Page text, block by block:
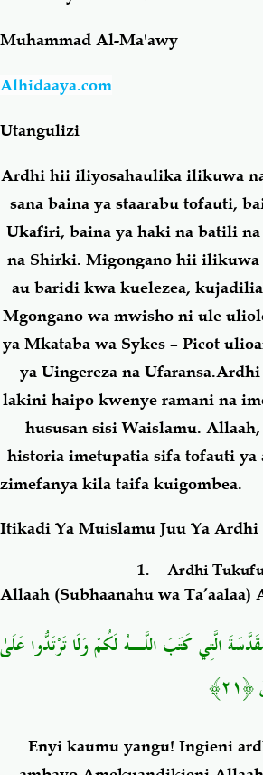
Salaf Wa Ummah
Fiqh-Ibaadah
Akhlaaq-Aadaab
Familia-Jamii
Chemsha Bongo
Mapishi
Muhammad Al-Ma'awy
Alhidaaya.com
Utangulizi
Ardhi hii iliyosahaulika ilikuwa
sana baina ya staarabu tofauti,
Ukafiri, baina ya haki na batili
na Shirki. Migongano hii ilikuwa
au baridi kwa kuelezea,
Mgongano wa mwisho ni ule
ya Mkataba wa Sykes – Picot
ya Uingereza na
lakini haipo kwenye ramani na
hususan sisi Waislamu.
historia imetupatia sifa tofauti
zimefanya kila taifa kuigombea.
Itikadi Ya Muislamu Juu Ya
1. Ardhi
Allaah (Subhaanahu wa Ta’aalaa)
الَّتِي كَتَبَ اللَّـهُ لَكُمْ وَلَا تَرْتَدُّوا عَلَىٰ
Enyi kaumu yangu! Ingieni